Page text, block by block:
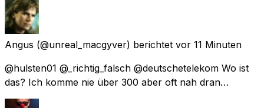
Angus (@unreal_macgyver) berichtet vor 11 Minuten
@hulsten01 @_richtig_falsch @deutschetelekom Wo ist
das? Ich komme nie über 300 aber oft nah dran…